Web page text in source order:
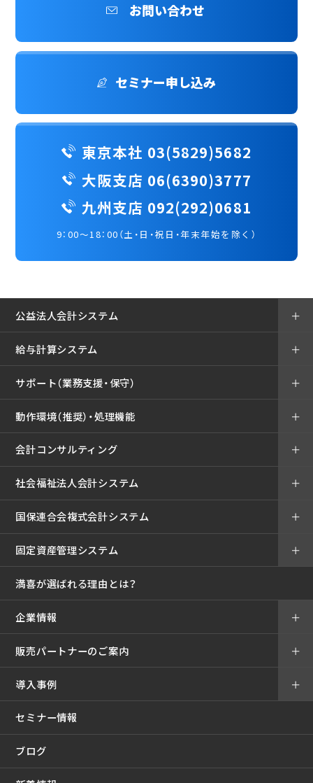
お問い合わせ
セミナー申し込み
東京本社 03(5829)5682
大阪支店 06(6390)3777
九州支店 092(292)0681
9：00～18：00（土・日・祝日・年末年始を除く）
公益法人会計システム ＋
給与計算システム ＋
サポート（業務支援・保守） ＋
動作環境（推奨）・処理機能 ＋
会計コンサルティング ＋
社会福祉法人会計システム ＋
国保連合会複式会計システム ＋
固定資産管理システム ＋
満喜が選ばれる理由とは？
企業情報 ＋
販売パートナーのご案内 ＋
導入事例
セミナー情報
＋
ブログ